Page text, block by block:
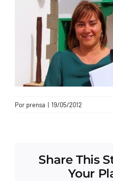
Por prensa | 19/05/2012
Share This
Your